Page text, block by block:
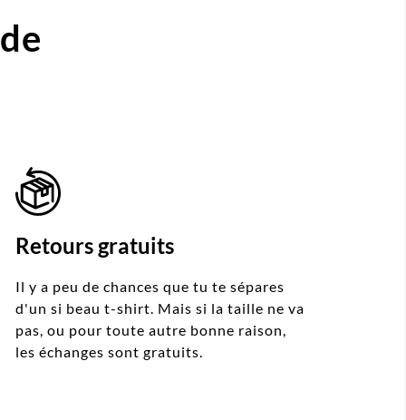
Retours gratuits
Il y a peu de chances que tu te sépares
d'un si beau t-shirt. Mais si la taille ne va
pas, ou pour toute autre bonne raison,
les échanges sont gratuits.